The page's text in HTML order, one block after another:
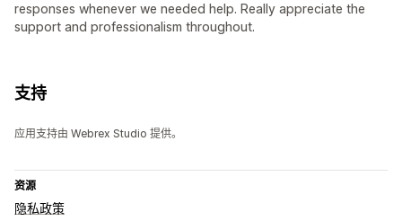
responses whenever we needed help. Really appreciate the
support and professionalism throughout.
支持
应用支持由 Webrex Studio 提供。
资源
隐私政策